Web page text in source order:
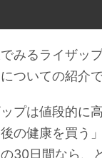
みるライザッ
ついての紹介
プは値段的に
の健康を買う
30日間なら、